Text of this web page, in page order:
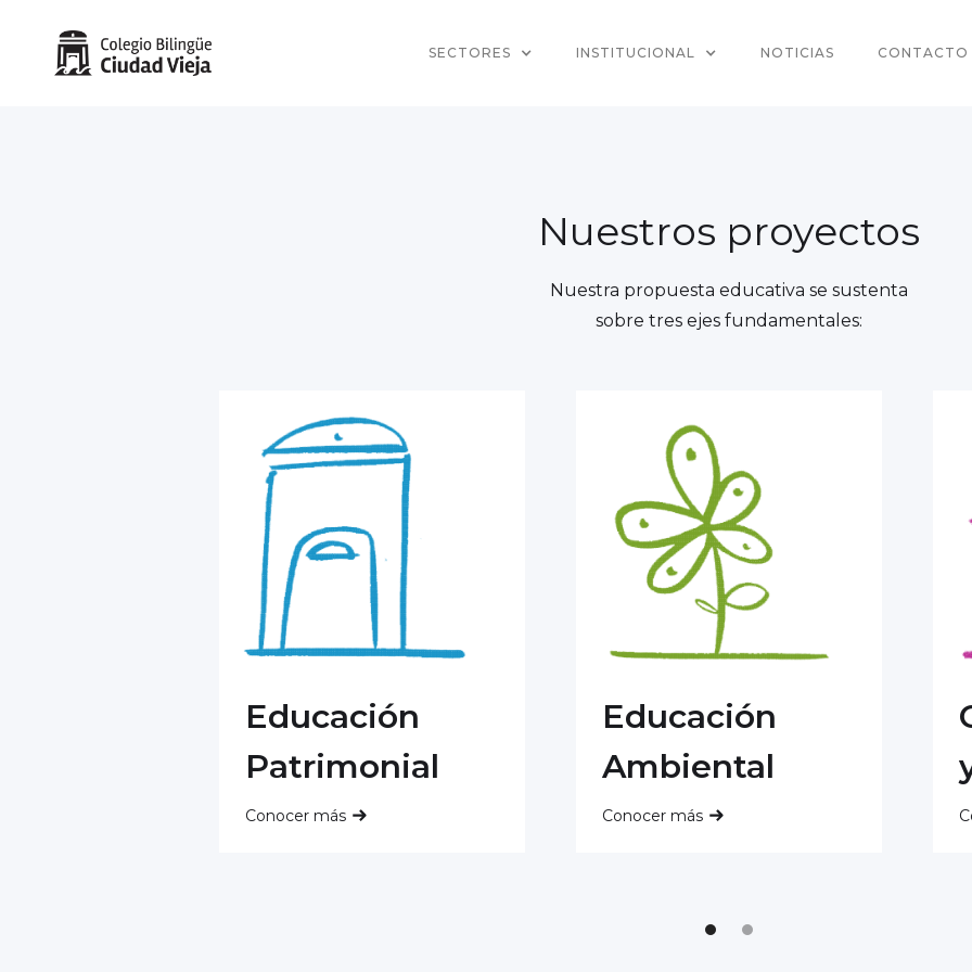
SECTORES INSTITUCIONAL NOTICIAS CONTACTO
Nuestros proyectos
Nuestra propuesta educativa se sustenta
sobre tres ejes fundamentales:
Educación
Patrimonial
Conocer más
Educación
Ambiental
Conocer más